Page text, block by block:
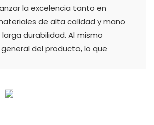
la excelencia tanto en
de alta calidad y mano
durabilidad. Al mismo
del producto, lo que